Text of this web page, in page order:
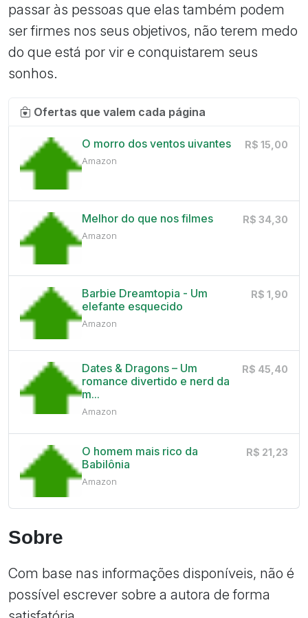
passar às pessoas que elas também podem
ser firmes nos seus objetivos, não terem medo
do que está por vir e conquistarem seus
sonhos.
Ofertas que valem cada página
O morro dos ventos uivantes
Amazon
R$ 15,00
Melhor do que nos filmes
Amazon
R$ 34,30
Barbie Dreamtopia - Um
elefante esquecido
Amazon
R$ 1,90
Dates & Dragons – Um
romance divertido e nerd da
m...
Amazon
R$ 45,40
O homem mais rico da
Babilônia
Amazon
R$ 21,23
Sobre
Com base nas informações disponíveis, não é
possível escrever sobre a autora de forma